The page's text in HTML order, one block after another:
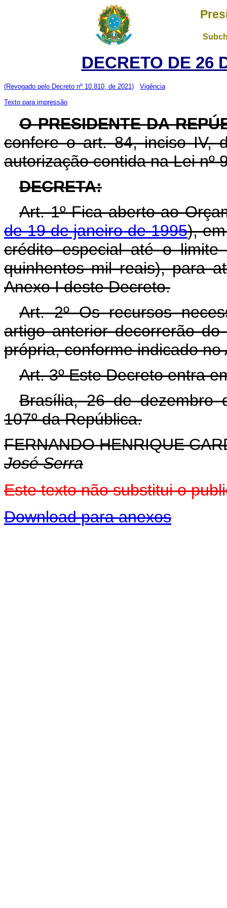
DECRETO DE 26
(Revogado pelo Decreto nº 10.810, de 2021) Vigência
Texto para impressão
O PRESIDENTE DA
confere o art. 84, inciso IV,
autorização contida na Lei nº
DECRETA:
Art. 1º Fica aberto ao
de 19 de janeiro de 1995),
crédito especial até o
quinhentos mil reais), para
Anexo I deste Decreto.
Art. 2º Os recursos
artigo anterior decorrerão
própria, conforme indicado
Art. 3º Este Decreto entra
Brasília, 26 de dezembro
107º da República.
FERNANDO HENRIQUE
José Serra
Este texto não substitui o
Download para anexos